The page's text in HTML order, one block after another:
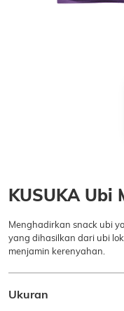
KUSUKA Ubi
Menghadirkan snack ubi
yang dihasilkan dari ubi
menjamin kerenyahan.
Ukuran